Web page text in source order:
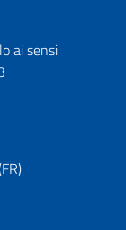
ai sensi